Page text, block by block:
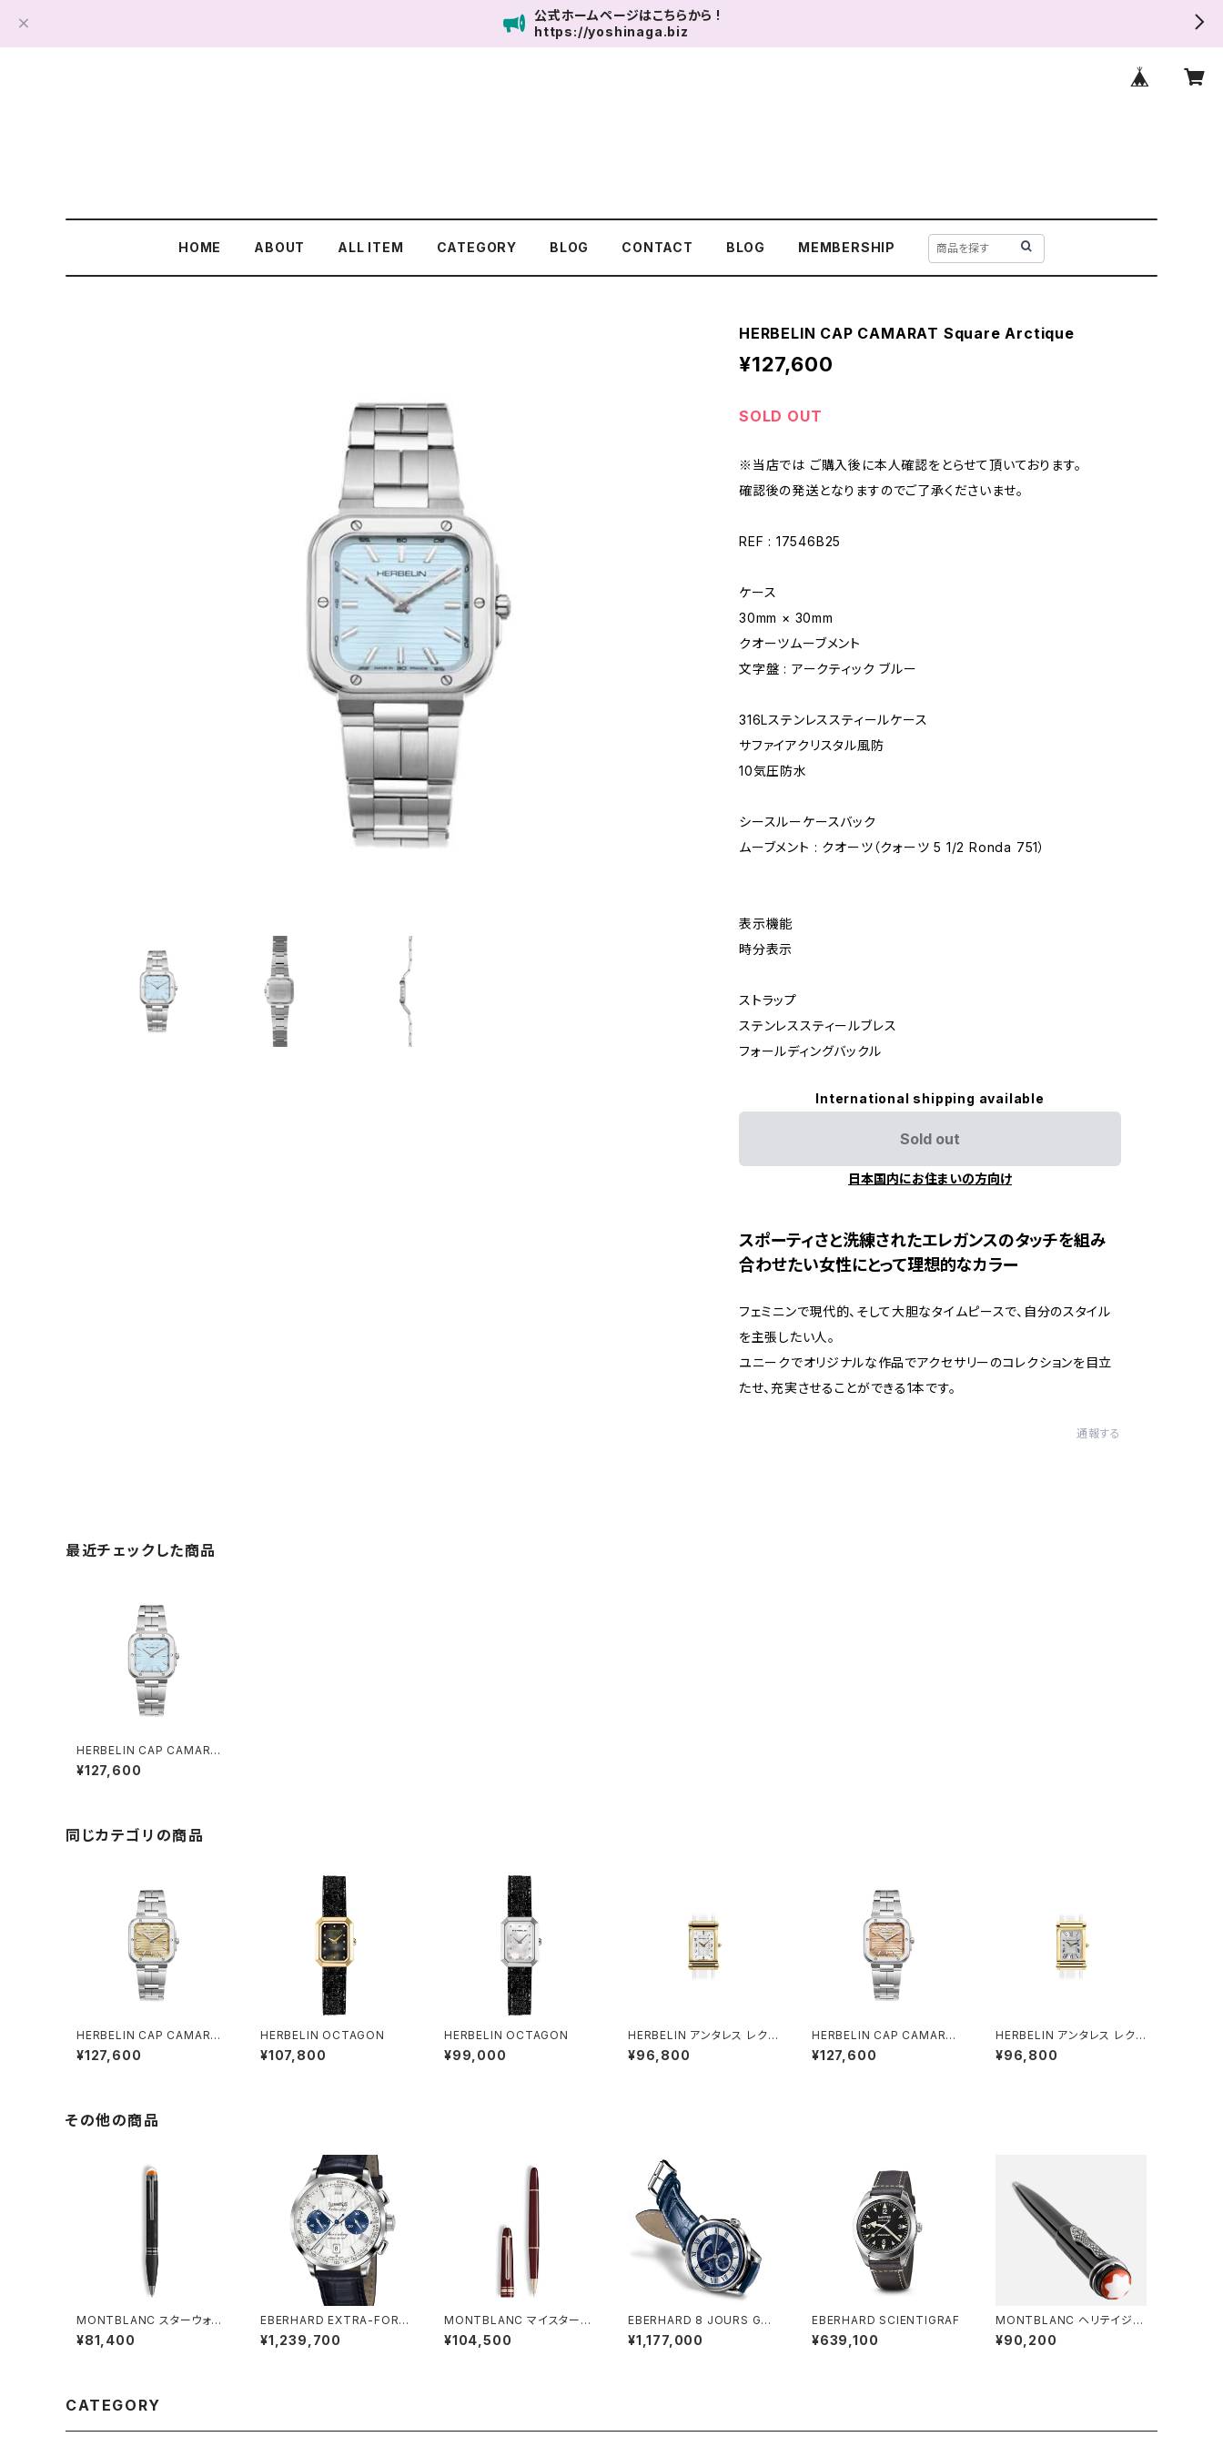
公式ホームページはこちらから !
https://yoshinaga.biz
HOME ABOUT ALL ITEM CATEGORY BLOG CONTACT BLOG MEMBERSHIP
HERBELIN CAP CAMARAT Square Arctique
¥127,600
SOLD OUT
※当店では ご購入後に本人確認をとらせて頂いております。
確認後の発送となりますのでご了承くださいませ。
REF : 17546B25
ケース
30mm × 30mm
クオーツムーブメント
文字盤 : アークティック ブルー
316Lステンレススティールケース
サファイアクリスタル風防
10気圧防水
シースルーケースバック
ムーブメント : クオーツ（クォーツ 5 1/2 Ronda 751）
表示機能
時分表示
ストラップ
ステンレススティールブレス
フォールディングバックル
International shipping available
Sold out
日本国内にお住まいの方向け
スポーティさと洗練されたエレガンスのタッチを組み
合わせたい女性にとって理想的なカラー
フェミニンで現代的、そして大胆なタイムピースで、自分のスタイル
を主張したい人。
ユニークでオリジナルな作品でアクセサリーのコレクションを目立
たせ、充実させることができる1本です。
通報する
最近チェックした商品
HERBELIN CAP CAMARAT
Square Arctique
¥127,600
同じカテゴリの商品
HERBELIN CAP CAMARAT
Square Champagne
¥127,600
HERBELIN OCTAGON
¥107,800
HERBELIN OCTAGON
¥99,000
HERBELIN アンタレス レクタ
ンギュラー
¥96,800
HERBELIN CAP CAMARAT
Square Champagne Ros
e
¥127,600
HERBELIN アンタレス レクタ
ンギュラー
¥96,800
その他の商品
MONTBLANC スターウォー
カー エクストリーム プレシャ
スレジン ボールペン
¥81,400
EBERHARD EXTRA-FORT
ROUE A COLONNES RET
OUR EN VOL
¥1,239,700
MONTBLANC マイスターシ
ュテュック バーガンディレッド
クラシック ローラーボール
¥104,500
EBERHARD 8 JOURS GRA
NDE TAILLE
¥1,177,000
EBERHARD SCIENTIGRAF
¥639,100
MONTBLANC ヘリテイジ
ルージュ & ノワール ボールペ
ン
¥90,200
CATEGORY